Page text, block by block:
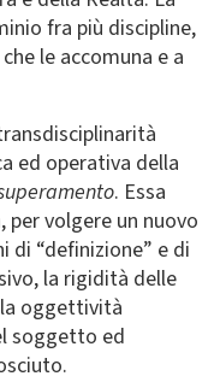
fra più discipline,
le accomuna e a
ed operativa della
. Essa
per volgere un nuovo
di “definizione” e di
la rigidità delle
oggettività
soggetto ed